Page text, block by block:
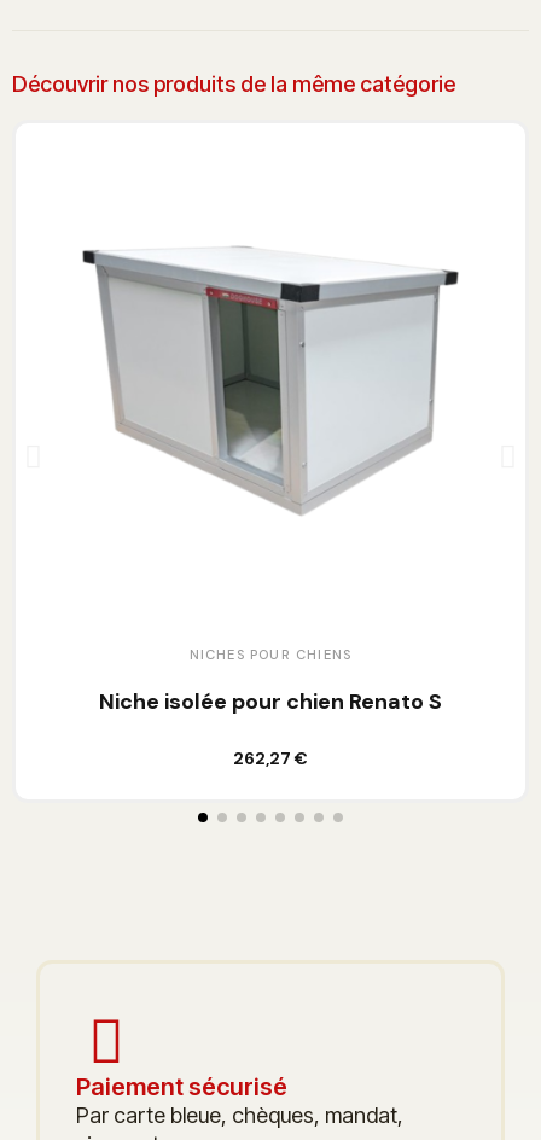
Découvrir nos produits de la même catégorie
NICHES POUR CHIENS
Niche isolée pour chien Renato S
262,27 €
Ajouter au panier
Paiement sécurisé
Par carte bleue, chèques, mandat,